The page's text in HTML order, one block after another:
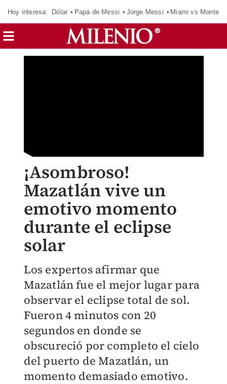
Hoy interesa: Dólar Papá de Messi Jorge Messi Miami vs
¡Asombroso!
Mazatlán vive un
emotivo momento
durante el eclipse
solar
Los expertos afirmar que
Mazatlán fue el mejor lugar para
observar el eclipse total de sol.
Fueron 4 minutos con 20
segundos en donde se
obscureció por completo el cielo
del puerto de Mazatlán, un
momento demasiado emotivo.